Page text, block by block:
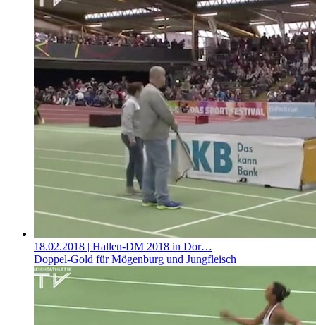
18.02.2018 | Hallen-DM 2018 in Dor…
Doppel-Gold für Mögenburg und Jungfleisch